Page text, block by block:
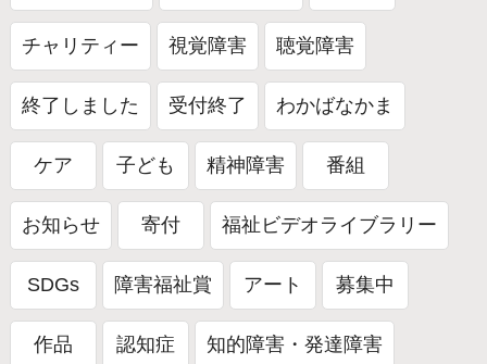
チャリティー 視覚障害 聴覚障害
終了しました 受付終了 わかばなかま
ケア 子ども 精神障害 番組
お知らせ 寄付 福祉ビデオライブラリー
SDGs 障害福祉賞 アート 募集中
作品 認知症 知的障害・発達障害